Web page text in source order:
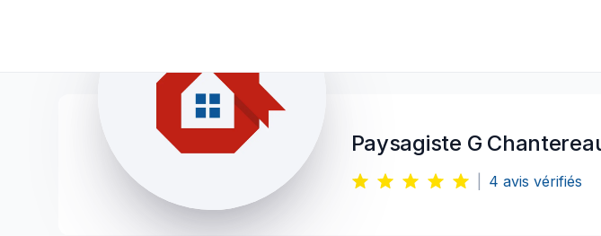
Paysagiste G
4 avis vérifiés